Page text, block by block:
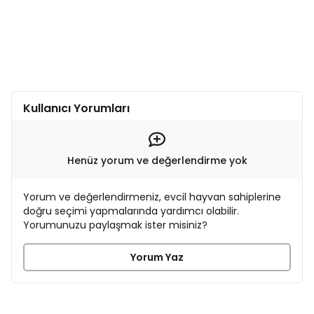
Kullanıcı Yorumları
Henüz yorum ve değerlendirme yok
Yorum ve değerlendirmeniz, evcil hayvan sahiplerine
doğru seçimi yapmalarında yardımcı olabilir.
Yorumunuzu paylaşmak ister misiniz?
Yorum Yaz